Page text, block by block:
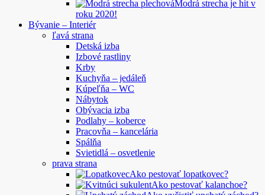
Modrá strecha je hit v
roku 2020!
Bývanie – Interiér
ľavá strana
Detská izba
Izbové rastliny
Krby
Kuchyňa – jedáleň
Kúpeľňa – WC
Nábytok
Obývacia izba
Podlahy – koberce
Pracovňa – kancelária
Spálňa
Svietidlá – osvetlenie
prava strana
Ako pestovať lopatkovec?
Ako pestovať kalanchoe?